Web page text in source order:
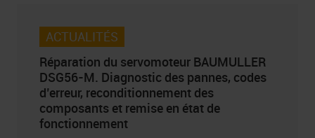
ACTUALITÉS
Réparation du servomoteur BAUMULLER
DSG56-M. Diagnostic des pannes, codes
d’erreur, reconditionnement des
composants et remise en état de
fonctionnement